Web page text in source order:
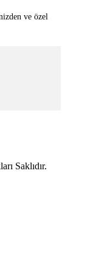
ve özel
Saklıdır.